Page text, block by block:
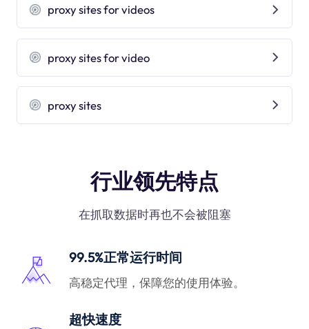
proxy sites for videos
proxy sites for video
proxy sites
行业领先特点
在抓取数据时再也不会被阻塞
99.5%正常运行时间
高稳定代理，保障您的使用体验。
超快速度